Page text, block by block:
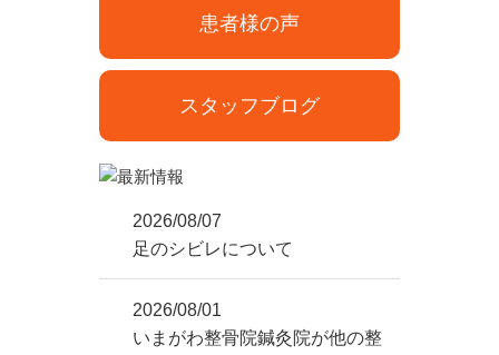
患者様の声
スタッフブログ
2026/08/07
足のシビレについて
2026/08/01
いまがわ整骨院鍼灸院が他の整